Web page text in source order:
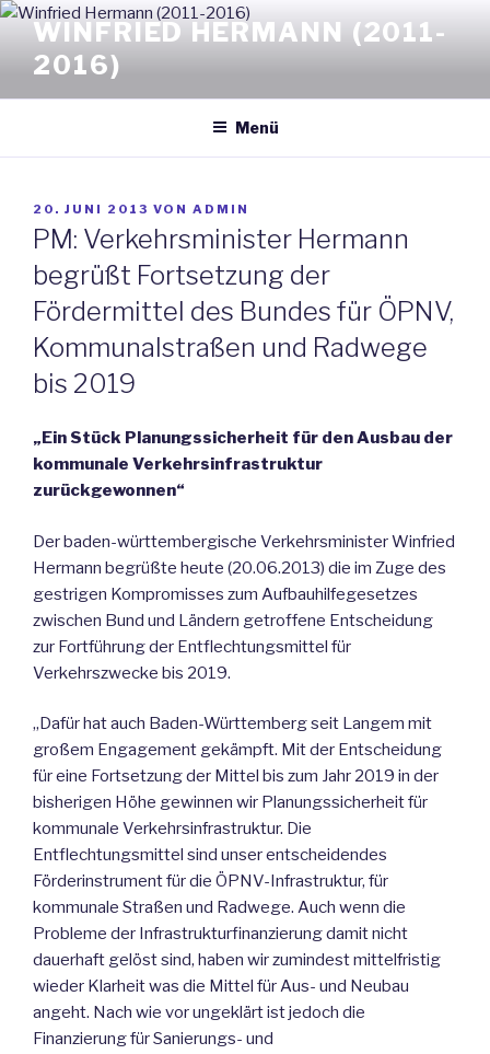
Zum
Inhalt
springen
WINFRIED HERMANN (2011-
2016)
Menü
VERÖFFENTLICHT
AM
20. JUNI 2013 VON ADMIN
PM: Verkehrsminister Hermann
begrüßt Fortsetzung der
Fördermittel des Bundes für ÖPNV,
Kommunalstraßen und Radwege
bis 2019
„Ein Stück Planungssicherheit für den Ausbau der
kommunale Verkehrsinfrastruktur
zurückgewonnen“
Der baden-württembergische Verkehrsminister Winfried
Hermann begrüßte heute (20.06.2013) die im Zuge des
gestrigen Kompromisses zum Aufbauhilfegesetzes
zwischen Bund und Ländern getroffene Entscheidung
zur Fortführung der Entflechtungsmittel für
Verkehrszwecke bis 2019.
„Dafür hat auch Baden-Württemberg seit Langem mit
großem Engagement gekämpft. Mit der Entscheidung
für eine Fortsetzung der Mittel bis zum Jahr 2019 in der
bisherigen Höhe gewinnen wir Planungssicherheit für
kommunale Verkehrsinfrastruktur. Die
Entflechtungsmittel sind unser entscheidendes
Förderinstrument für die ÖPNV-Infrastruktur, für
kommunale Straßen und Radwege. Auch wenn die
Probleme der Infrastrukturfinanzierung damit nicht
dauerhaft gelöst sind, haben wir zumindest mittelfristig
wieder Klarheit was die Mittel für Aus- und Neubau
angeht. Nach wie vor ungeklärt ist jedoch die
Finanzierung für Sanierungs- und